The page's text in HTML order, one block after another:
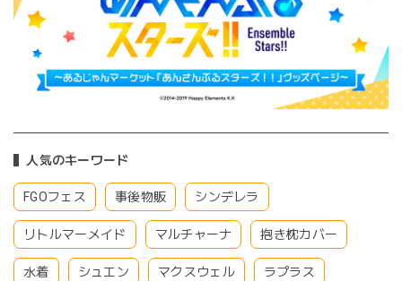
人気のキーワード
FGOフェス 事後物販 シンデレラ
リトルマーメイド マルチャーナ 抱き枕カバー
水着 シュエン マクスウェル ラプラス